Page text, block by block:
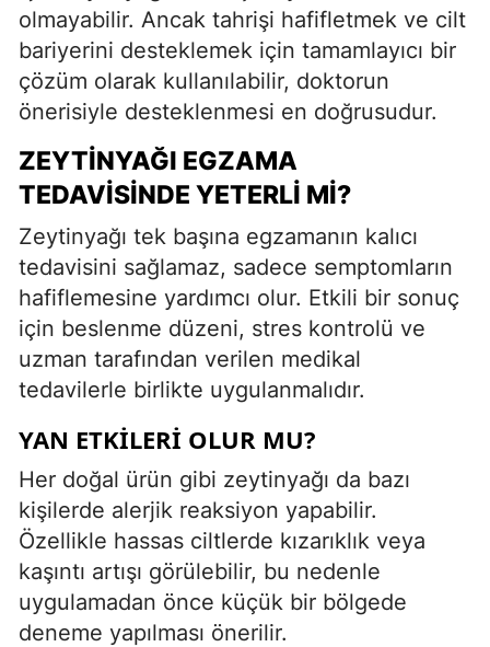
olmayabilir. Ancak tahrişi hafifletmek ve cilt
bariyerini desteklemek için tamamlayıcı bir
çözüm olarak kullanılabilir, doktorun
önerisiyle desteklenmesi en doğrusudur.
ZEYTINYAĞI EGZAMA
TEDAVISINDE YETERLI MI?
Zeytinyağı tek başına egzamanın kalıcı
tedavisini sağlamaz, sadece semptomların
hafiflemesine yardımcı olur. Etkili bir sonuç
için beslenme düzeni, stres kontrolü ve
uzman tarafından verilen medikal
tedavilerle birlikte uygulanmalıdır.
YAN ETKILERI OLUR MU?
Her doğal ürün gibi zeytinyağı da bazı
kişilerde alerjik reaksiyon yapabilir.
Özellikle hassas ciltlerde kızarıklık veya
kaşıntı artışı görülebilir, bu nedenle
uygulamadan önce küçük bir bölgede
deneme yapılması önerilir.